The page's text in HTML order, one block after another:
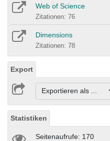
Web of Science
Zitationen: 76
Dimensions
Zitationen: 78
Export
Exportieren als ...
Statistiken
Seitenaufrufe: 170